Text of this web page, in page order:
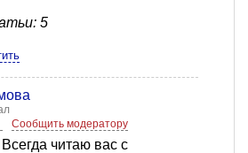
5
Сообщить модератору
читаю вас с